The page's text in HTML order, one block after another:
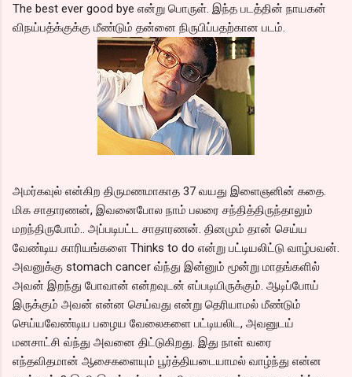
The best ever good bye என்று பொருள். இந்த படத்தின் நாயகன்
விநய்பத்க்குக்கு மீண்டும் தன்னை நிருபிப்பதற்கான படம்.
அமர்கவுல் என்கிற திருமணமாகாத 37 வயது இளைஞனின் கதை.
மிக சாதாரணன், இவனைபோல நாம் பலரை சந்தித்திருந்தாலும்
மறந்திருபோம்.. அப்படிபட்ட சாதாரணன். தினமும் தான் செய்ய
வேண்டிய காரியங்களை Thinks to do என்று பட்டியலிட்டு வாழ்பவன்.
அவனுக்கு stomach cancer வ்ந்து இன்னும் மூன்று மாதங்களில்
அவன் இறந்து போவான் என்றவுடன் எப்படியிருக்கும். ஆடிப்போய்
இருக்கும் அவன் என்ன செய்வது என்று தெரியாமல் மீண்டும்
செய்யவேண்டிய பழைய வேலைகளை பட்டியலிட, அவனுடய்
மனசாட்சி வ்ந்து அவனை திட்டுகிறது. இது நாள் வரை
எந்தவிதமான் ஆசைகளையும் பூர்த்தியடையாமல் வாழ்ந்து என்ன